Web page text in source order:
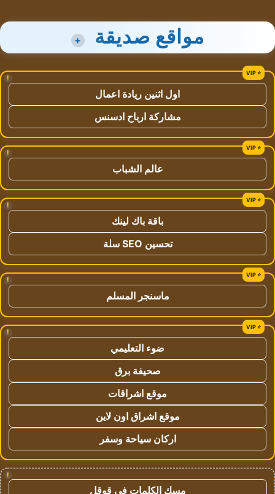
مواقع صديقة +
!
اول اثنين ريادة اعمال
مشاركة ارباح ادسنس
!
عالم الشباب
!
باقة باك لينك
تحسين SEO سلة
!
ماسنجر المسلم
!
ضوء التعليمي
صحيفة برق
موقع اشراقات
موقع اشراق اون لاين
اركان سياحة وسفر
!
مسك الكلمات في قوقل